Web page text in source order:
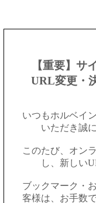
【重要】サ
URL変更・
いつもホルベイ
いただき誠
このたび、オン
し、新しい
ブックマーク・
客様は、お手数